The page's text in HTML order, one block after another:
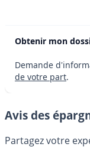
Obtenir mon
Demande
de votre part.
Avis des
Partagez votre